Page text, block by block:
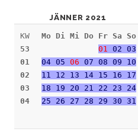
JÄNNER 2021
KW
53
01
02
03
04
Mo Di Mi Do Fr Sa So
01 02 03
04 05 06 07 08 09 10
11 12 13 14 15 16 17
18 19 20 21 22 23 24
25 26 27 28 29 30 31